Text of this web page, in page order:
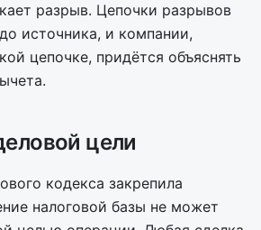
разрыв. Цепочки разрывов
источника, и компании,
цепочке, придётся объяснять
цели
кодекса закрепила
налоговой базы не может